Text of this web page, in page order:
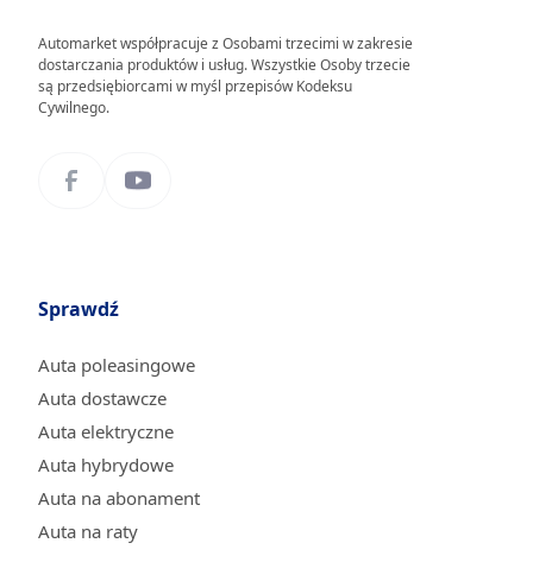
Automarket współpracuje z Osobami trzecimi w zakresie
dostarczania produktów i usług. Wszystkie Osoby trzecie
są przedsiębiorcami w myśl przepisów Kodeksu
Cywilnego.
Sprawdź
Auta poleasingowe
Auta dostawcze
Auta elektryczne
Auta hybrydowe
Auta na abonament
Auta na raty